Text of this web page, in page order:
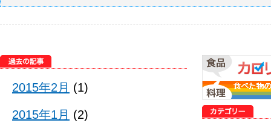
2015年2月 (1)
2015年1月 (2)